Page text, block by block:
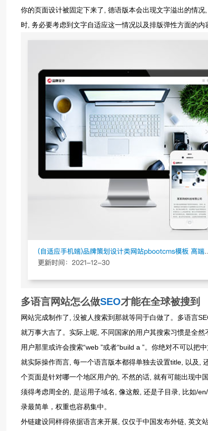
你的页面设计被固定下来了, 德语版本会出现文字溢出的情
时, 务必要考虑到文字自适应这一情况以及排版弹性方面的
多语言网站怎么做SEO才能在全球被搜到
网站完成制作了, 没被人搜索到那就等同于白做了。多语言
就万事大吉了。实际上呢, 不同国家的用户其搜索习惯是全
用户那里或许会搜索“web ”或者“build a ”。你绝对不可以把
就实际操作而言, 每一个语言版本都得单独去设置title, 以及,
个页面是针对哪一个地区用户的, 不然的话, 就有可能出现中
须得考虑周全的, 是运用子域名, 像这般, 还是子目录, 比如/
录最简单，权重也容易集中。
外链建设同样得依据语言来开展, 仅仅于中国发布外链, 英文